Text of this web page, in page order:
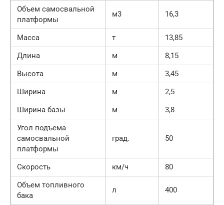
Объем самосвальной
платформы
м3 16,3
Масса т
13,85
Длина
м
8,15
Высота
м
3,45
Ширина
м
2,5
Ширина базы
м
3,8
Угол подъема
самосвальной
платформы
град. 50
Скорость км/ч
80
Объем топливного
бака
л 400